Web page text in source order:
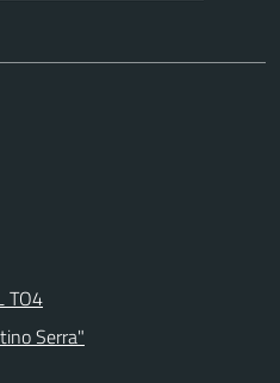
TO4
Serra"